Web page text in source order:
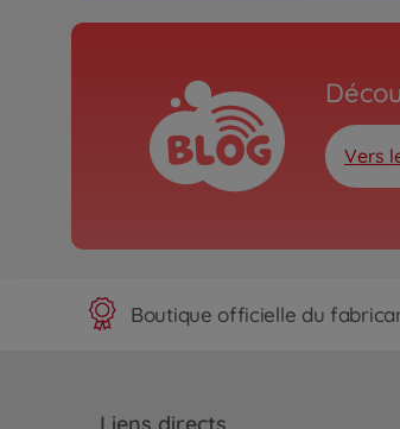
Vers
Boutique officielle du